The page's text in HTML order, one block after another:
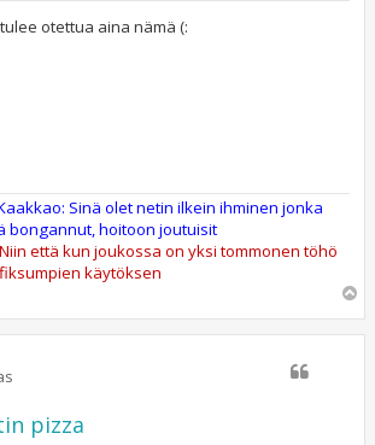
otettua aina nämä (:
Sinä olet netin ilkein ihminen jonka
bongannut, hoitoon joutuisit
että kun joukossa on yksi tommonen töhö
käytöksen
l
ö
pizza